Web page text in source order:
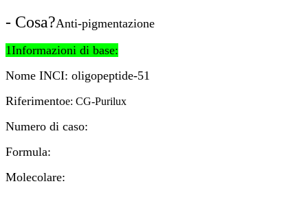
- Cosa?Anti-pigmentazione
1Informazioni di base:
Nome INCI: oligopeptide-51
Riferimentoe: CG-Purilux
Numero di caso:
Formula:
Molecolare: